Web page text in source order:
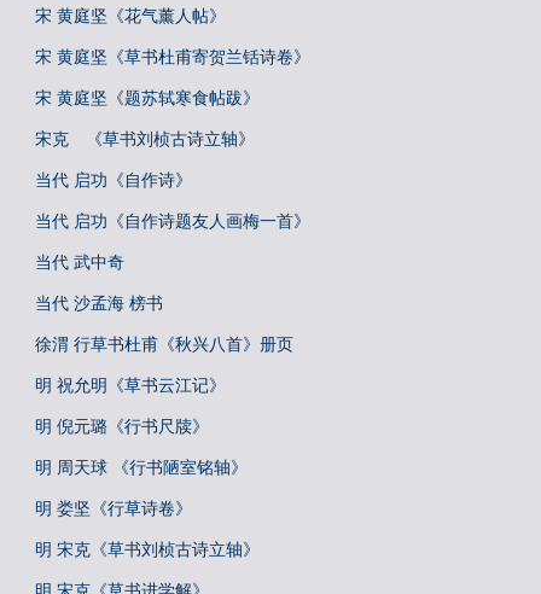
宋 黄庭坚《花气薰人帖》
宋 黄庭坚《草书杜甫寄贺兰铦诗卷》
宋 黄庭坚《题苏轼寒食帖跋》
宋克 《草书刘桢古诗立轴》
当代 启功《自作诗》
当代 启功《自作诗题友人画梅一首》
当代 武中奇
当代 沙孟海 榜书
徐渭 行草书杜甫《秋兴八首》册页
明 祝允明《草书云江记》
明 倪元璐《行书尺牍》
明 周天球 《行书陋室铭轴》
明 娄坚《行草诗卷》
明 宋克《草书刘桢古诗立轴》